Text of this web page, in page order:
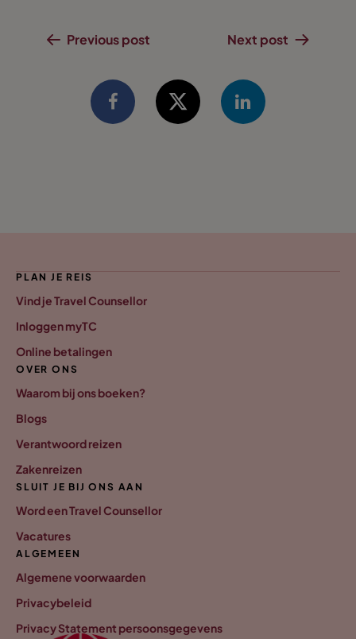
Previous post Next post
PLAN JE REIS
Vind je Travel Counsellor
Inloggen myTC
Online betalingen
OVER ONS
Waarom bij ons boeken?
Blogs
Verantwoord reizen
Zakenreizen
SLUIT JE BIJ ONS AAN
Word een Travel Counsellor
Vacatures
ALGEMEEN
Algemene voorwaarden
Privacybeleid
Privacy Statement persoonsgegevens